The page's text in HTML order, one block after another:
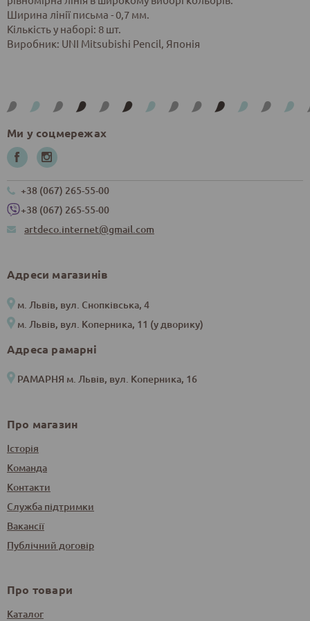
Ширина лінії письма - 0,7 мм.
Кількість у наборі: 8 шт.
Виробник: UNI Mitsubishi Pencil, Японія
Ми у соцмережах
+38 (067) 265-55-00
+38 (067) 265-55-00
artdeco.internet@gmail.com
Адреси магазинів
м. Львів, вул. Снопківська, 4
м. Львів, вул. Коперника, 11 (у дворику)
Адреса рамарні
РАМАРНЯ м. Львів, вул. Коперника, 16
Про магазин
Історія
Команда
Контакти
Служба підтримки
Вакансії
Публічний договір
Про товари
Каталог